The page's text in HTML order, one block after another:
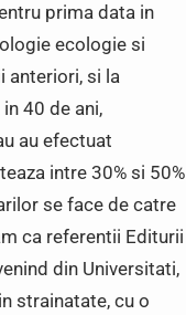
prima data in
ecologie si
anteriori, si la
40 de ani,
au efectuat
intre 30% si 50%
se face de catre
ca referentii Editurii
din Universitati,
strainatate, cu o